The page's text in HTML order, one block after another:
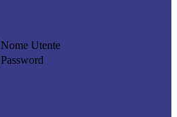
Nome Utente
Password